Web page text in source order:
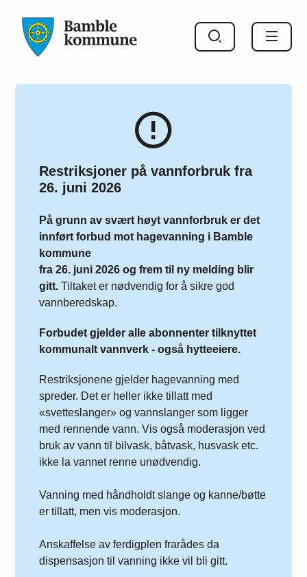
Restriksjoner på vannforbruk fra
26. juni 2026
På grunn av svært høyt vannforbruk er det
innført forbud mot hagevanning i Bamble
kommune
fra 26. juni 2026 og frem til ny melding blir
gitt.Tiltaket er nødvendig for å sikre god
vannberedskap.
Forbudet gjelder alle abonnenter tilknyttet
kommunalt vannverk - også hytteeiere.
Restriksjonene gjelder hagevanning med
spreder. Det er heller ikke tillatt med
«svetteslanger» og vannslanger som ligger
med rennende vann. Vis også moderasjon ved
bruk av vann til bilvask, båtvask, husvask etc.
ikke la vannet renne unødvendig.
Vanning med håndholdt slange og kanne/bøtte
er tillatt, men vis moderasjon.
Anskaffelse av ferdigplen frarådes da
dispensasjon til vanning ikke vil bli gitt.